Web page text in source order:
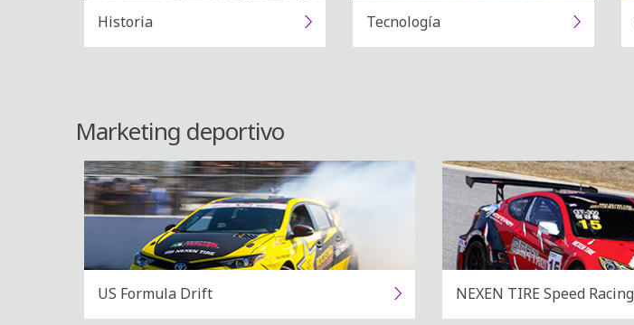
Historia Tecnología
Marketing deportivo
US Formula Drift NEXEN TIRE Speed Racing